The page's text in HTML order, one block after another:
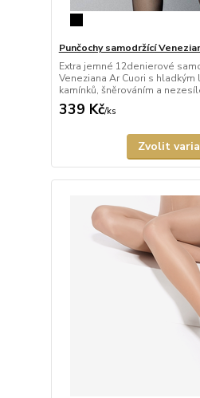
Punčochy samodržící
Extra jemné 12denierové
Veneziana Ar Cuori s
kamínků, šněrováním a
339 Kč/ks
Zvolit